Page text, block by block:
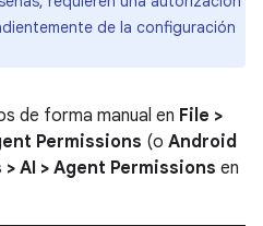
de la configuración
de forma manual en File >
Permissions (o Android
AI > Agent Permissions en